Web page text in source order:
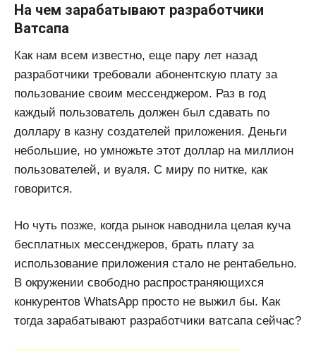
На чем зарабатывают разработчики
Ватсапа
Как нам всем известно, еще пару лет назад
разработчики требовали абонентскую плату за
пользование своим мессенджером. Раз в год
каждый пользователь должен был сдавать по
доллару в казну создателей приложения. Деньги
небольшие, но умножьте этот доллар на миллион
пользователей, и вуаля. С миру по нитке, как
говорится.
Но чуть позже, когда рынок наводнила целая куча
бесплатных мессенджеров, брать плату за
использование приложения стало не рентабельно.
В окружении свободно распространяющихся
конкурентов WhatsApp просто не выжил бы. Как
тогда зарабатывают разработчики ватсапа сейчас?